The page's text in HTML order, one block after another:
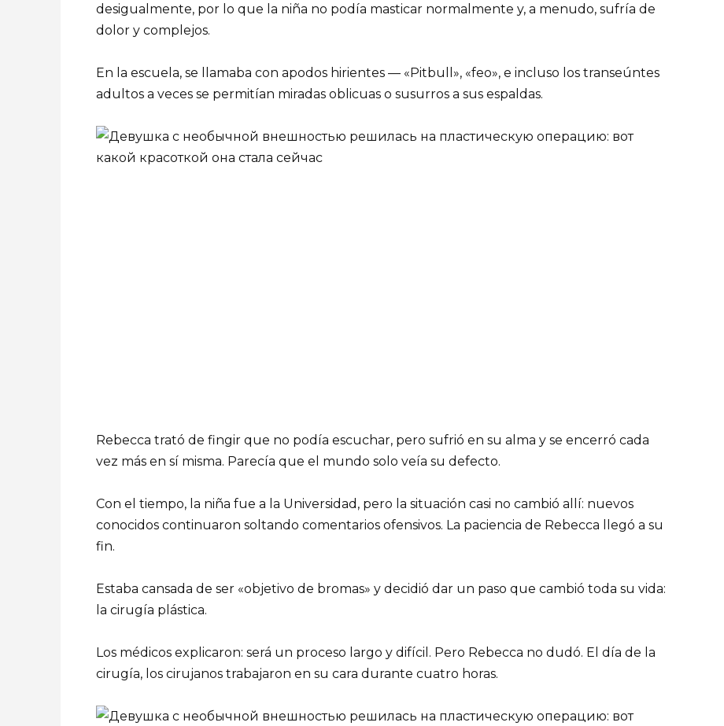
desigualmente, por lo que la niña no podía masticar normalmente y, a menudo, sufría de
dolor y complejos.
En la escuela, se llamaba con apodos hirientes — «Pitbull», «feo», e incluso los transeúntes
adultos a veces se permitían miradas oblicuas o susurros a sus espaldas.
Rebecca trató de fingir que no podía escuchar, pero sufrió en su alma y se encerró cada
vez más en sí misma. Parecía que el mundo solo veía su defecto.
Con el tiempo, la niña fue a la Universidad, pero la situación casi no cambió allí: nuevos
conocidos continuaron soltando comentarios ofensivos. La paciencia de Rebecca llegó a su
fin.
Estaba cansada de ser «objetivo de bromas» y decidió dar un paso que cambió toda su vida:
la cirugía plástica.
Los médicos explicaron: será un proceso largo y difícil. Pero Rebecca no dudó. El día de la
cirugía, los cirujanos trabajaron en su cara durante cuatro horas.